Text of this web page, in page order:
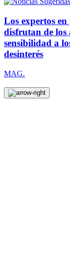
Los expertos
disfrutan de los
sensibilidad a
desinterés
MAG.